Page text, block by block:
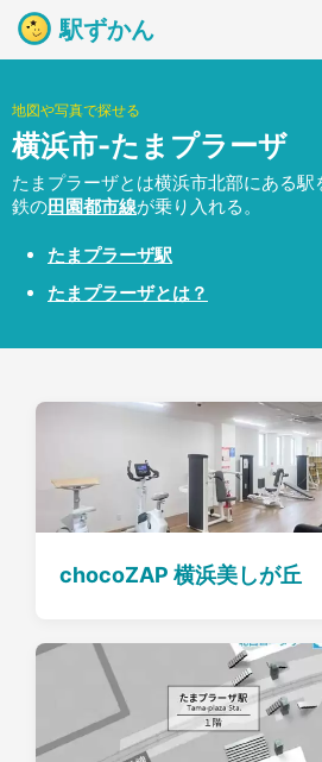
駅ずかん
地図や写真で探せる
横浜市-たまプラーザ
たまプラーザとは横浜市北部にある
鉄の田園都市線が乗り入れる。
たまプラーザ駅
たまプラーザとは？
chocoZAP 横浜美しが丘